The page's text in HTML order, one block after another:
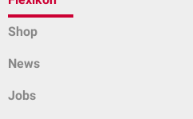
Shop
News
Jobs